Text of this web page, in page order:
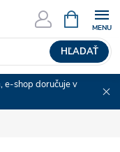
HĽADAŤ
KOŠÍK
e-shop doručuje v